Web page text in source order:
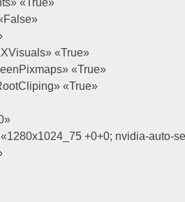
«True»
«True»
«True»
+0+0; nvidia-auto-